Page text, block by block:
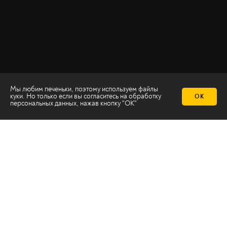
Мы любим печеньки, поэтому используем файлы
куки. Но только если вы согласитесь на обработку
персональных данных, нажав кнопку "ОК"
ОК